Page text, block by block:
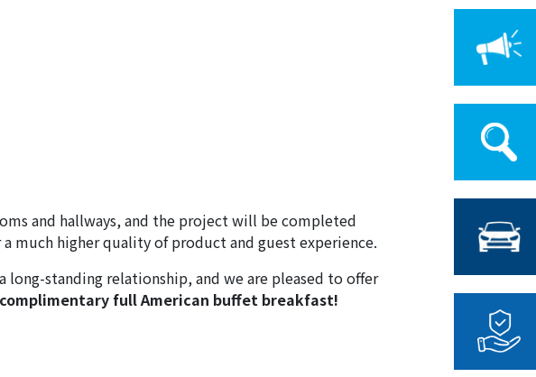
and hallways, and the project will be completed
much higher quality of product and guest experience.
long-standing relationship, and we are pleased to offer
complimentary full American buffet breakfast!